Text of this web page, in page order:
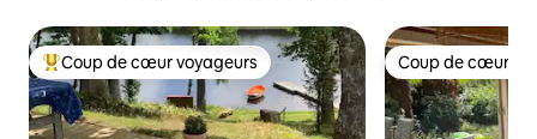
Coups de cœur voyageurs les plus appréciés
Coup de cœur voyageurs Coup de cœur
Coup de cœur